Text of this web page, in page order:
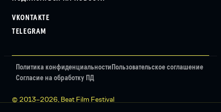
VKONTAKTE
TELEGRAM
Политика конфиденциальности Пользовательское соглашение
Согласие на обработку ПД
© 2013–2026, Beat Film Festival